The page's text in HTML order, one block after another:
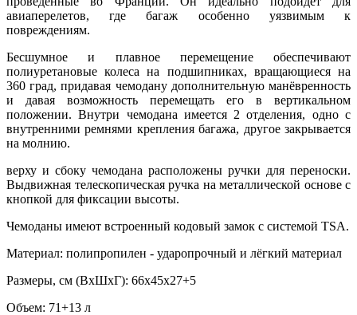
авиаперелетов, где багаж особенно уязвимым к
повреждениям.
Бесшумное и плавное перемещение обеспечивают
полиуретановые колеса на подшипниках, вращающиеся на
360 град, придавая чемодану дополнительную манёвренность
и давая возможность перемещать его в вертикальном
положении. Внутри чемодана имеется 2 отделения, одно с
внутренними ремнями крепления багажа, другое закрывается
на молнию.
верху и сбоку чемодана расположены ручки для переноски.
Выдвижная телескопическая ручка на металлической основе с
кнопкой для фиксации высоты.
Чемоданы имеют встроенный кодовый замок с системой TSA.
Материал: полипропилен - ударопрочный и лёгкий материал
Размеры, см (ВхШхГ): 66х45х27+5
Объем: 71+13 л